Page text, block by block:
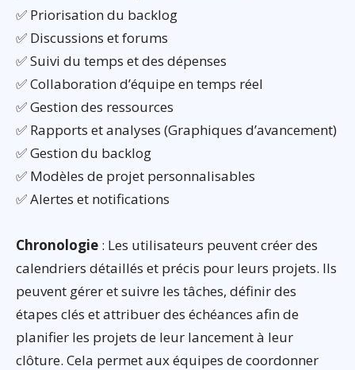
✅ Priorisation du backlog
✅ Discussions et forums
✅ Suivi du temps et des dépenses
✅ Collaboration d’équipe en temps réel
✅ Gestion des ressources
✅ Rapports et analyses (Graphiques d’avancement)
✅ Gestion du backlog
✅ Modèles de projet personnalisables
✅ Alertes et notifications
Chronologie : Les utilisateurs peuvent créer des
calendriers détaillés et précis pour leurs projets. Ils
peuvent gérer et suivre les tâches, définir des
étapes clés et attribuer des échéances afin de
planifier les projets de leur lancement à leur
clôture. Cela permet aux équipes de coordonner